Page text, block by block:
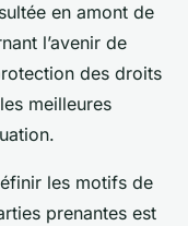
en amont de
l’avenir de
des droits
meilleures
les motifs de
prenantes est